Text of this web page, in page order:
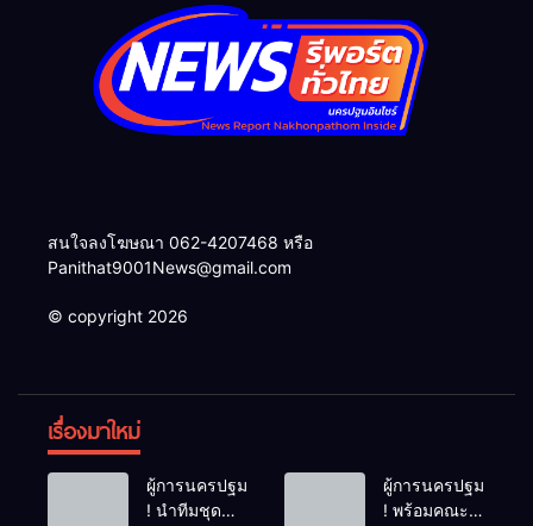
สนใจลงโฆษณา 062-4207468 หรือ
Panithat9001News@gmail.com
© copyright 2026
เรื่องมาใหม่
ผู้การนครปฐม
! นำทีมชุด
ผู้การนครปฐม
! พร้อมคณะ